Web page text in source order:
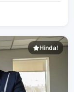
Hinda!